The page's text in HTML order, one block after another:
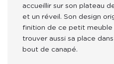
accueillir sur son plateau
et un réveil. Son design
finition de ce petit
trouver aussi sa place
bout de canapé.